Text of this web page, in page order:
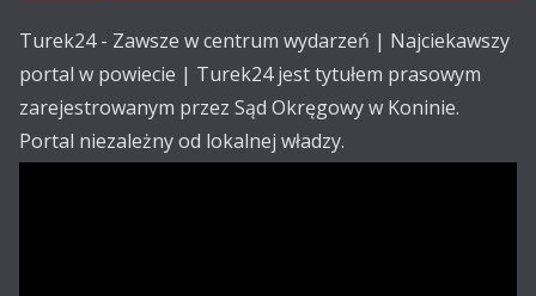
Turek24 - Zawsze w centrum wydarzeń | Najciekawszy
portal w powiecie | Turek24 jest tytułem prasowym
zarejestrowanym przez Sąd Okręgowy w Koninie.
Portal niezależny od lokalnej władzy.